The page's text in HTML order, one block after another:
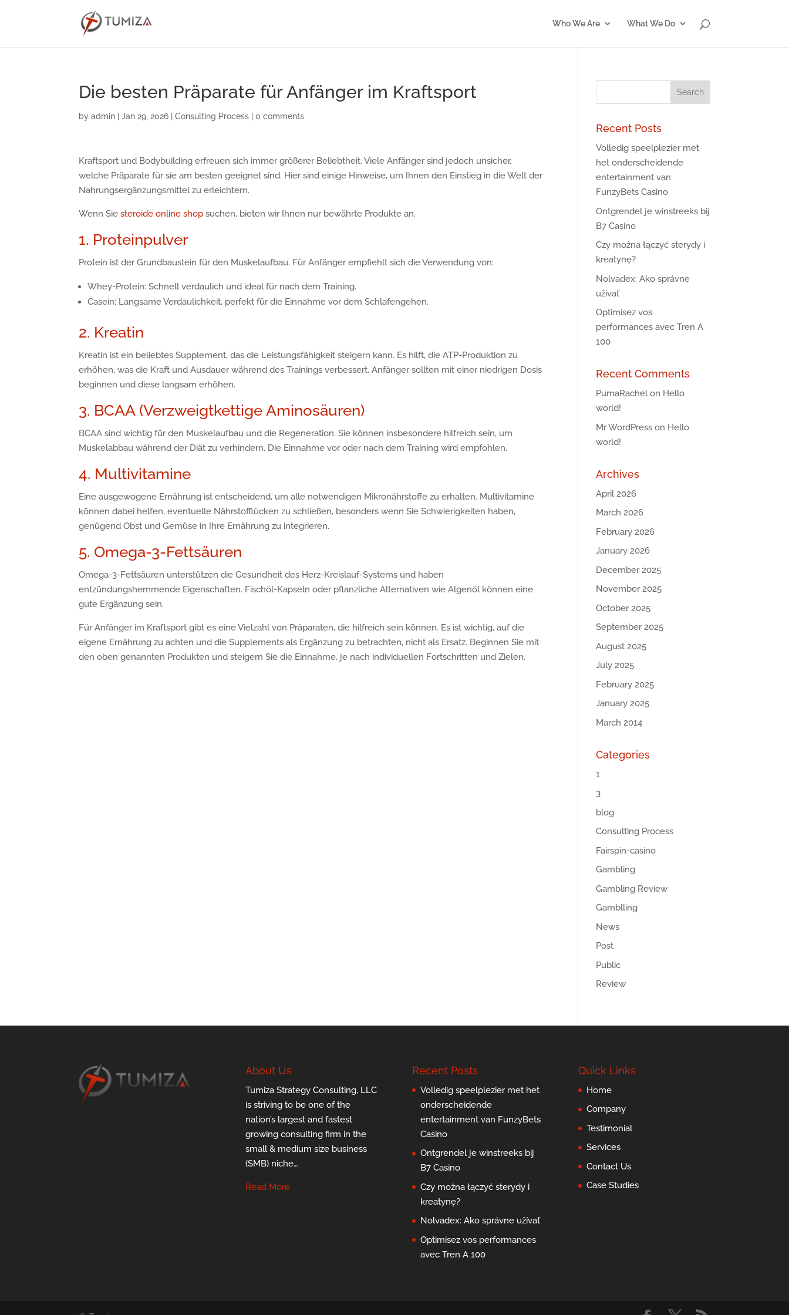
Who We Are What We Do
Die besten Präparate für Anfänger im Kraftsport
byadmin |Jan 29, 2026 |Consulting Process |0 comments
Kraftsport und Bodybuilding erfreuen sich immer größerer Beliebtheit. Viele Anfänger sind jedoch unsicher,
welche Präparate für sie am besten geeignet sind. Hier sind einige Hinweise, um Ihnen den Einstieg in die Welt der
Nahrungsergänzungsmittel zu erleichtern.
Wenn Siesteroide online shop suchen, bieten wir Ihnen nur bewährte Produkte an.
1. Proteinpulver
Protein ist der Grundbaustein für den Muskelaufbau. Für Anfänger empfiehlt sich die Verwendung von:
Whey-Protein: Schnell verdaulich und ideal für nach dem Training.
Casein: Langsame Verdaulichkeit, perfekt für die Einnahme vor dem Schlafengehen.
2. Kreatin
Kreatin ist ein beliebtes Supplement, das die Leistungsfähigkeit steigern kann. Es hilft, die ATP-Produktion zu
erhöhen, was die Kraft und Ausdauer während des Trainings verbessert. Anfänger sollten mit einer niedrigen Dosis
beginnen und diese langsam erhöhen.
3. BCAA (Verzweigtkettige Aminosäuren)
BCAA sind wichtig für den Muskelaufbau und die Regeneration. Sie können insbesondere hilfreich sein, um
Muskelabbau während der Diät zu verhindern. Die Einnahme vor oder nach dem Training wird empfohlen.
4. Multivitamine
Eine ausgewogene Ernährung ist entscheidend, um alle notwendigen Mikronährstoffe zu erhalten. Multivitamine
können dabei helfen, eventuelle Nährstofflücken zu schließen, besonders wenn Sie Schwierigkeiten haben,
genügend Obst und Gemüse in Ihre Ernährung zu integrieren.
5. Omega-3-Fettsäuren
Omega-3-Fettsäuren unterstützen die Gesundheit des Herz-Kreislauf-Systems und haben
entzündungshemmende Eigenschaften. Fischöl-Kapseln oder pflanzliche Alternativen wie Algenöl können eine
gute Ergänzung sein.
Für Anfänger im Kraftsport gibt es eine Vielzahl von Präparaten, die hilfreich sein können. Es ist wichtig, auf die
eigene Ernährung zu achten und die Supplements als Ergänzung zu betrachten, nicht als Ersatz. Beginnen Sie mit
den oben genannten Produkten und steigern Sie die Einnahme, je nach individuellen Fortschritten und Zielen.
Recent Posts
Volledig speelplezier met
het onderscheidende
entertainment van
FunzyBets Casino
Ontgrendel je winstreeks bij
B7 Casino
Czy można łączyć sterydy i
kreatynę?
Nolvadex: Ako správne
užívať
Optimisez vos
performances avec Tren A
100
Recent Comments
PumaRachelon Hello
world!
Mr WordPress on Hello
world!
Archives
April 2026
March 2026
February 2026
January 2026
December 2025
November 2025
October 2025
September 2025
August 2025
July 2025
February 2025
January 2025
March 2014
Categories
1
3
blog
Consulting Process
Fairspin-casino
Gambling
Gambling Review
Gamblling
News
Post
Public
Review
About Us
Tumiza Strategy Consulting, LLC
is striving to be one of the
nation’s largest and fastest
growing consulting firm in the
small & medium size business
(SMB) niche…
Read More
Recent Posts
Volledig speelplezier met het
onderscheidende
entertainment van FunzyBets
Casino
Ontgrendel je winstreeks bij
B7 Casino
Czy można łączyć sterydy i
kreatynę?
Nolvadex: Ako správne užívať
Optimisez vos performances
avec Tren A 100
Quick Links
Home
Company
Testimonial
Services
Contact Us
Case Studies